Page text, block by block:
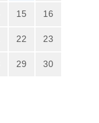
15 16
22 23
29 30